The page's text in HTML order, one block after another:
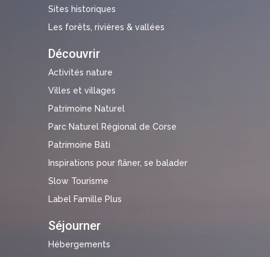
Sites historiques
Les forêts, rivières & vallées
Découvrir
Activités nature
Villes et villages
Patrimoine Naturel
Parc Naturel Régional de Corse
Patrimoine Bâti
Inspirations pour flâner, se balader
Slow Tourisme
Label Famille Plus
Séjourner
Hébergements